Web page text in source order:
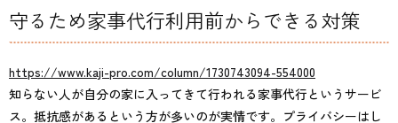
守るため家事代行利用前からできる対策
https://www.kaji-pro.com/column/1730743094-554000
知らない人が自分の家に入ってきて行われる家事代行というサービ
ス。抵抗感があるという方が多いのが実情です。プライバシーはし